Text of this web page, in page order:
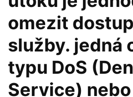
omezit
služby. jedná
typu DoS
Service) nebo